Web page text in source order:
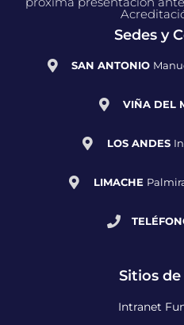
Sedes y
SAN ANTONIO
VIÑA DEL
LOS ANDES
LIMACHE
Sitios
Intranet